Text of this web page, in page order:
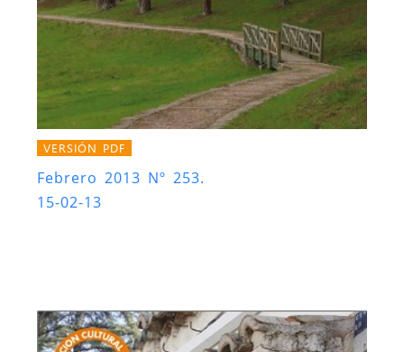
VERSIÓN PDF
Febrero 2013 Nº 253.
15-02-13